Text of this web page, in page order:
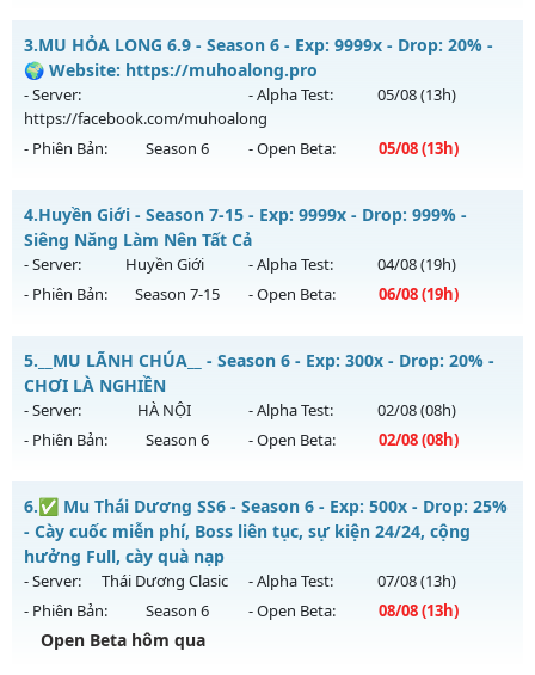
Kiểu reset: Non Reset
Thể loại: Mu Nguyên bản Webzen
Antihack: XShield
Siêu phẩm SS6 2026 - Free set tân thủ, Đồ họa 60 fps
Mu mới ra tháng 08 2026 - Mở máy chủ
ngày 03/08/2626
Exp: 9999x - Drop: 90%
Antihack: Anti Phoenix
3.MU HỎA LONG 6.9 - Season 6 - Exp: 9999x - Drop: 20% -
🌍 Website: https://muhoalong.pro
- Server:
https://facebook.com/muhoalong
- Alpha Test: 05/08(13h)
- Phiên Bản: Season 6 - Open Beta: 05/08(13h)
MU HỎA LONG 6.9 - 🌍 Website: https://muhoalong.pro
Mu mới ra tháng 08 2026 - Mở máy chủ
https://facebook.com/muhoalongvào 13h ngày
05/08/2626
Kiểu reset: Non Reset
Thể loại: Mu Nguyên bản Webzen
Antihack: XShield
4.Huyền Giới - Season 7-15 - Exp: 9999x - Drop: 999% -
Siêng Năng Làm Nên Tất Cả
- Server: Huyền Giới - Alpha Test: 04/08(19h)
- Phiên Bản:
Season 7-15 - Open Beta: 06/08(19h)
Huyền Giới - Siêng Năng Làm Nên Tất Cả
Mu mới ra tháng 08 2026 - Mở máy chủ
ngày 06/08/2626
Exp: 9999x - Drop: 999%
Thể loại: Mu Custom thêm đồ mới
Antihack: Anti
5. __MU LÃNH CHÚA__ - Season 6 - Exp: 300x - Drop: 20% -
CHƠI LÀ NGHIỀN
- Server: HÀ NỘI - Alpha Test: 02/08(08h)
- Phiên Bản:
Season 6 - Open Beta: 02/08(08h)
__MU LÃNH CHÚA__ - CHƠI LÀ NGHIỀN
Mu mới ra tháng 08 2026 - Mở máy chủHÀ NỘIvào 08h
ngày 02/08/2626
Exp: 300x - Drop: 20%
6.✅ Mu Thái Dương SS6 - Season 6 - Exp: 500x - Drop: 25%
- Cày cuốc miễn phí, Boss liên tục, sự kiện 24/24, cộng
hưởng Full, cày quà nạp
- Server: Thái Dương Clasic - Alpha Test: 07/08(13h)
- Phiên Bản:
Season 6 - Open Beta: 08/08(13h)
Open Beta hôm qua